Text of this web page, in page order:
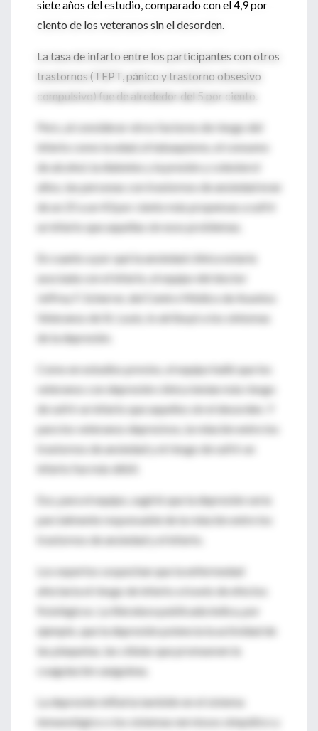
siete años del estudio, comparado con el 4,9 por
ciento de los veteranos sin el desorden.
La tasa de infarto entre los participantes con otros
trastornos (TEPT, pánico y trastorno obsesivo
compulsivo) fue de alrededor del 5 por ciento.
Pero, al considerar otros factores de riesgo del
infarto como la edad, el tabaquismo, el consumo
de alcohol, la diabetes y la presión y colesterol
altos, las personas con trastornos de ansiedad eran
de un 25 a un 43 por ciento más propensas a sufrir
un infarto que aquellas sin esos problemas.
En cuanto a por qué la ansiedad clínica estaría
asociada con el infarto, el equipo del doctor
Jeffrey F. Scherrer, del Centro Médico de Asuntos
Veteranos de St. Louis, lo atribuyó a los síntomas
de la depresión.
Como en estudios previos, el equipo halló que los
veteranos con depresión clínica tenían más riesgo
de sufrir un infarto que aquellos sin el desorden. Y
para los veteranos depresivos, la relación entre los
trastornos de ansiedad y el riesgo de sufrir un
infarto fue más débil.
Eso, para el equipo, sugirió que la depresión sería
parcialmente responsable de la relación entre los
trastornos de ansiedad y el infarto.
Los expertos sospechan que la enfermedad
afectaría el riesgo de infarto a través de efectos
fisiológicos. La literatura publicada indica, por
ejemplo, que la depresión potencia la actividad de
las plaquetas, las células que promueven la
coagulación sanguínea.
La depresión influiría también en el sistema
inmunológico o los sistemas nerviosos simpático y